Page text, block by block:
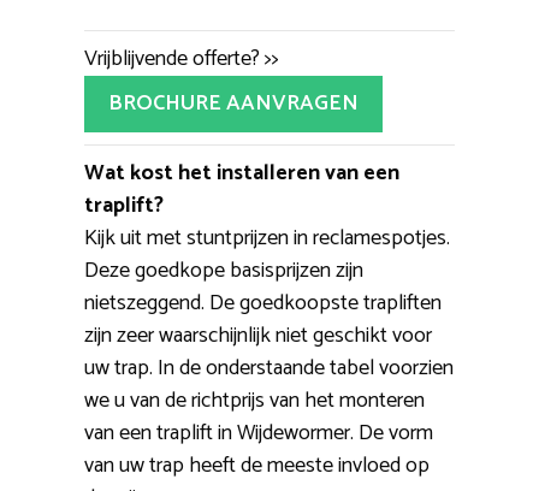
Vrijblijvende offerte? >>
BROCHURE AANVRAGEN
Wat kost het installeren van een
traplift?
Kijk uit met stuntprijzen in reclamespotjes.
Deze goedkope basisprijzen zijn
nietszeggend. De goedkoopste trapliften
zijn zeer waarschijnlijk niet geschikt voor
uw trap. In de onderstaande tabel voorzien
we u van de richtprijs van het monteren
van een traplift in Wijdewormer. De vorm
van uw trap heeft de meeste invloed op